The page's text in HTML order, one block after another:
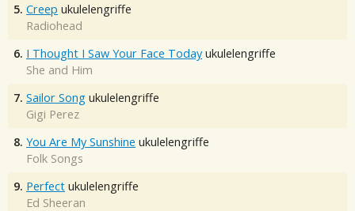
5. Creep ukulelengriffe
Radiohead
6. I Thought I Saw Your Face Today ukulelengriffe
She and Him
7. Sailor Song ukulelengriffe
Gigi Perez
8. You Are My Sunshine ukulelengriffe
Folk Songs
9. Perfect ukulelengriffe
Ed Sheeran